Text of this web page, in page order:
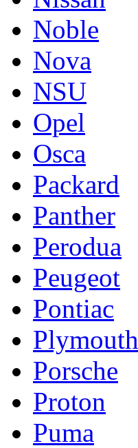
Noble
Nova
NSU
Opel
Osca
Packard
Panther
Perodua
Peugeot
Pontiac
Plymouth
Porsche
Proton
Puma